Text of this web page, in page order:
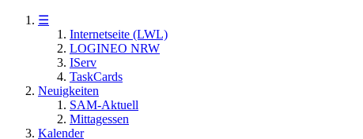
☰
Internetseite (LWL)
LOGINEO NRW
IServ
TaskCards
Neuigkeiten
SAM-Aktuell
Mittagessen
Kalender